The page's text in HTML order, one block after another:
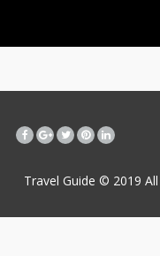
Travel Guide © 2019